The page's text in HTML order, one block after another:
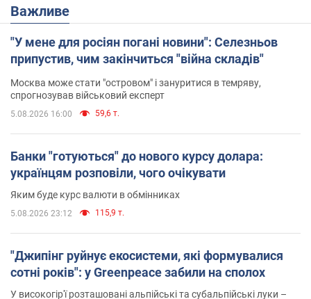
Важливе
"У мене для росіян погані новини": Селезньов
припустив, чим закінчиться "війна складів"
Москва може стати "островом" і зануритися в темряву,
спрогнозував військовий експерт
5.08.2026 16:00 59,6 т.
Банки "готуються" до нового курсу долара:
українцям розповіли, чого очікувати
Яким буде курс валюти в обмінниках
5.08.2026 23:12 115,9 т.
"Джипінг руйнує екосистеми, які формувалися
сотні років": у Greenpeace забили на сполох
У високогір'ї розташовані альпійські та субальпійські луки –